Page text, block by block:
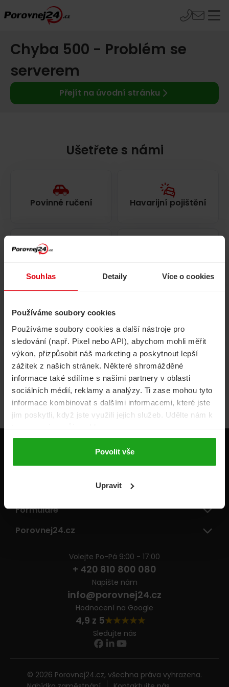
Souhlas Detaily Více o cookies
Používáme soubory cookies
Používáme soubory cookies a další nástroje pro
sledování (např. Pixel nebo API), abychom mohli měřit
výkon, přizpůsobit náš marketing a poskytnout lepší
zážitek z našich stránek. Některé shromážděné
informace také sdílíme s našimi partnery v oblasti
sociálních médií, reklamy a analýzy. Ti zase mohou tyto
informace kombinovat s dalšími informacemi, které jste
jim poskytli, když jste využili jejich služeb. Udělte nám k
Povolit vše
Upravit
Chyba 500 - Problém se
serverem
Přejít na úvodní stránku
Ušetřete s námi
Povinné ručení Havarijní pojištění
Volání, internet, TV
Životní pojištění Energie
Pojišťovny
Formuláře
Porovnej24.cz
Volejte Po-Pá 9:00 - 17:00
+ 420 810 800 080
Napište nám
info@porovnej24.cz
Hodnocení na Google
4,9 z 5
Sledujte nás
© 2026 Porovnej24.cz, všechna práva vyhrazena.